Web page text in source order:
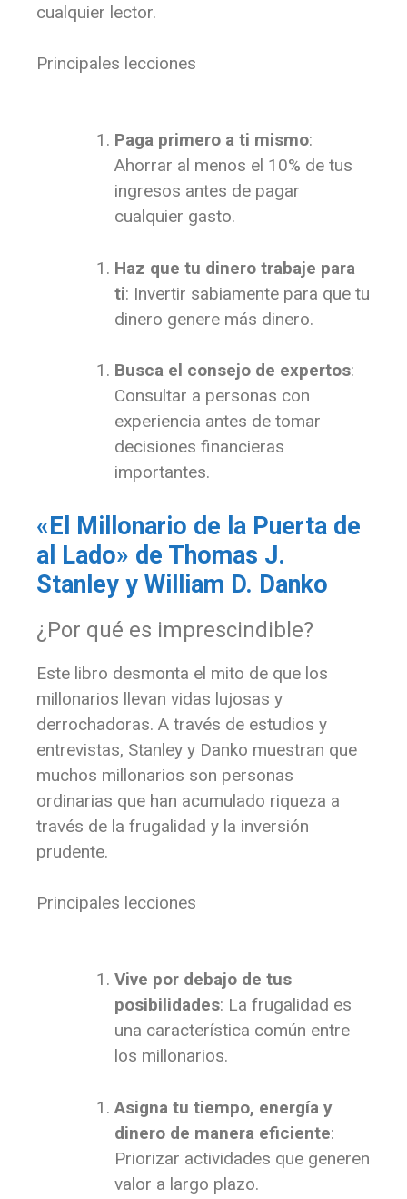
cualquier lector.
Principales lecciones
Paga primero a ti mismo:
Ahorrar al menos el 10% de tus
ingresos antes de pagar
cualquier gasto.
Haz que tu dinero trabaje para
ti: Invertir sabiamente para que tu
dinero genere más dinero.
Busca el consejo de expertos:
Consultar a personas con
experiencia antes de tomar
decisiones financieras
importantes.
«El Millonario de la Puerta de
al Lado» de Thomas J.
Stanley y William D. Danko
¿Por qué es imprescindible?
Este libro desmonta el mito de que los
millonarios llevan vidas lujosas y
derrochadoras. A través de estudios y
entrevistas, Stanley y Danko muestran que
muchos millonarios son personas
ordinarias que han acumulado riqueza a
través de la frugalidad y la inversión
prudente.
Principales lecciones
Vive por debajo de tus
posibilidades: La frugalidad es
una característica común entre
los millonarios.
Asigna tu tiempo, energía y
dinero de manera eficiente:
Priorizar actividades que generen
valor a largo plazo.